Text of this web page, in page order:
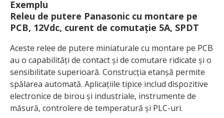
Exemplu
Releu de putere Panasonic cu montare pe
PCB, 12Vdc, curent de comutație 5A, SPDT
Aceste relee de putere miniaturale cu montare pe PCB
au o capabilități de contact și de comutare ridicate și o
sensibilitate superioară. Construcția etanșă permite
spălarea automată. Aplicațiile tipice includ dispozitive
electronice de birou și industriale, instrumente de
măsură, controlere de temperatură și PLC-uri.